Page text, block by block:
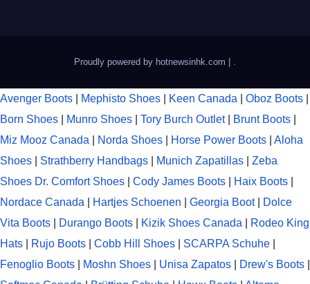
Proudly powered by hotnewsinhk.com |
Avenger Boots Mephisto Shoes Keen Canada Oboz Boots
Born Shoes
Munro Shoes Tory Burch Outlet Brunt Boots
Miz Mooz Canada
Norda Shoes Horse Power Boots
Aloha
Shoes
Strathberry Handbags Munich Zapatillas
Zeba
Shoes Dr. Comfort Shoes Cody James Boots Haix Boots
Nordace Canada
Hartjes Schoenen Georgia Boot|
Dolce
Vita Boots
Durango Boots Kizik Shoes Canada
Rodeo King
Hats
Rujo Boots Cobb Hill Shoes SCARPA Schuhe
Fenoglio Boots
Moshn Shoes Unisa Zapatos Drew's Boots